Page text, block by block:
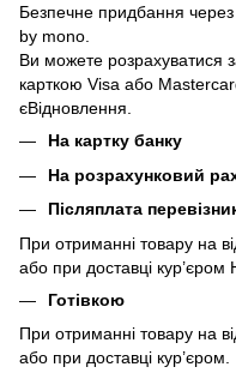
Безпечне придбання
by mono.
Ви можете розрахуватися
карткою Visa або
єВідновлення.
На картку банку
На розрахунковий
Післяплата
При отриманні товару на
або при доставці кур’єром
Готівкою
При отриманні товару на
або при доставці кур’єром.